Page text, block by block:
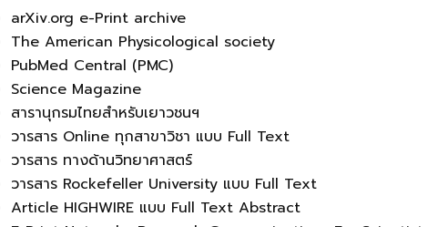
arXiv.org e-Print archive
The American Physicological society
PubMed Central (PMC)
Science Magazine
สารานุกรมไทยสำหรับเยาวชนฯ
วารสาร Online ทุกสาขาวิชา แบบ Full Text
วารสาร ทางด้านวิทยาศาสตร์
วารสาร Rockefeller University แบบ Full Text
Article HIGHWIRE แบบ Full Text Abstract